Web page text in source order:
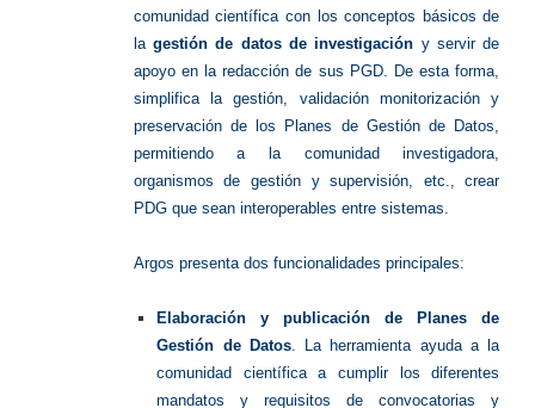
comunidad científica con los conceptos básicos de
lagestión de datos de investigación y servir de
apoyo en la redacción de sus PGD. De esta forma,
simplifica la gestión, validación monitorización y
preservación de los Planes de Gestión de Datos,
permitiendo a la comunidad investigadora,
organismos de gestión y supervisión, etc., crear
PDG que sean interoperables entre sistemas.
Argos presenta dos funcionalidades principales:
Elaboración y publicación de Planes de
Gestión de Datos. La herramienta ayuda a la
comunidad científica a cumplir los diferentes
mandatos y requisitos de convocatorias y